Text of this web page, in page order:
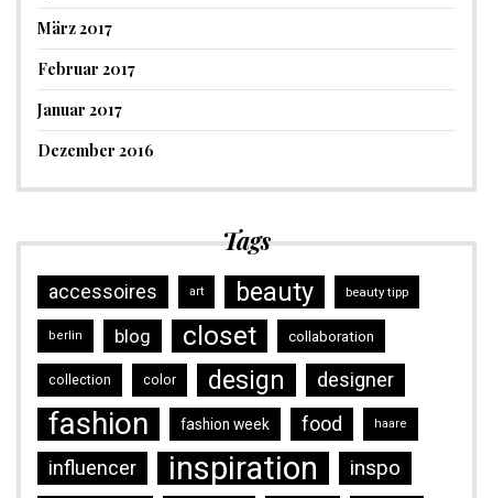
März 2017
Februar 2017
Januar 2017
Dezember 2016
Tags
accessoires art beauty beauty tipp
berlin blog closet collaboration
collection color design designer
fashion fashion week food haare
influencer inspiration inspo